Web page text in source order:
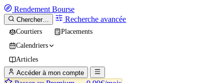
Rendement Bourse
Chercher… Recherche avancée
Courtiers
Placements
Calendriers
Articles
Accéder à mon compte